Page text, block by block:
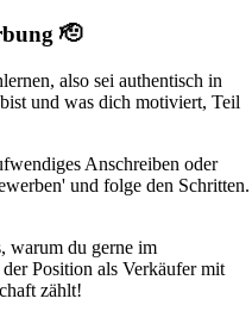
🫡
also sei authentisch in
und was dich motiviert, Teil
Anschreiben oder
und folge den Schritten.
warum du gerne im
Position als Verkäufer mit
zählt!